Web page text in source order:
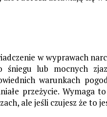
w wyprawach
śniegu lub mocnych
warunkach
przeżycie. Wymaga
ale jeśli czujesz że to